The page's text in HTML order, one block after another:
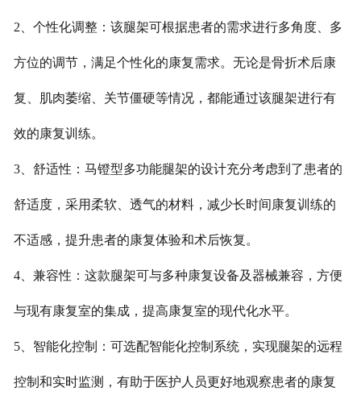
2、个性化调整：该腿架可根据患者的需求进行多角度、多
方位的调节，满足个性化的康复需求。无论是骨折术后康
复、肌肉萎缩、关节僵硬等情况，都能通过该腿架进行有
效的康复训练。
3、舒适性：马镫型多功能腿架的设计充分考虑到了患者的
舒适度，采用柔软、透气的材料，减少长时间康复训练的
不适感，提升患者的康复体验和术后恢复。
4、兼容性：这款腿架可与多种康复设备及器械兼容，方便
与现有康复室的集成，提高康复室的现代化水平。
5、智能化控制：可选配智能化控制系统，实现腿架的远程
控制和实时监测，有助于医护人员更好地观察患者的康复